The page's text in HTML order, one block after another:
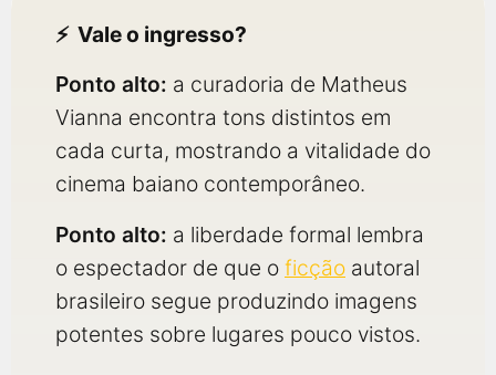
Vale o ingresso?
Ponto alto: a curadoria de Matheus
Vianna encontra tons distintos em
cada curta, mostrando a vitalidade do
cinema baiano contemporâneo.
Ponto alto: a liberdade formal lembra
o espectador de que o ficção autoral
brasileiro segue produzindo imagens
potentes sobre lugares pouco vistos.